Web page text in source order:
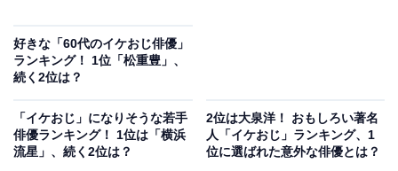
好きな「60代のイケおじ俳優」
ランキング！ 1位「松重豊」、
続く2位は？
「イケおじ」になりそうな若手
俳優ランキング！ 1位は「横浜
流星」、続く2位は？
2位は大泉洋！ おもしろい著名
人「イケおじ」ランキング、1
位に選ばれた意外な俳優とは？